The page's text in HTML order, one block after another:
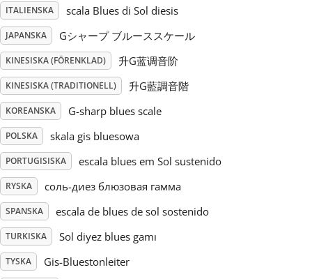
Svenska
Tiếng Việt
Українська
简体中文
繁體中文
ITALIENSKA scala Blues di Sol diesis
JAPANSKA Gシャープ ブルーススケール
KINESISKA (FÖRENKLAD) 升G蓝调音阶
KINESISKA (TRADITIONELL) 升G藍調音階
KOREANSKA G-sharp blues scale
POLSKA skala gis bluesowa
PORTUGISISKA escala blues em Sol sustenido
RYSKA соль-диез блюзовая гамма
SPANSKA escala de blues de sol sostenido
TURKISKA Sol diyez blues gamı
TYSKA Gis-Bluestonleiter